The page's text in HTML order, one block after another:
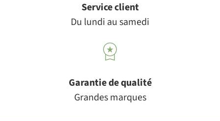
Service client
Du lundi au samedi
Garantie de qualité
Grandes marques